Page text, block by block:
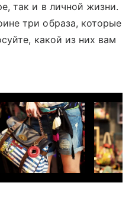
так и в личной жизни.
три образа, которые
какой из них вам